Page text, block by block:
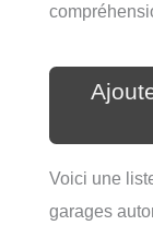
Voici une
garages